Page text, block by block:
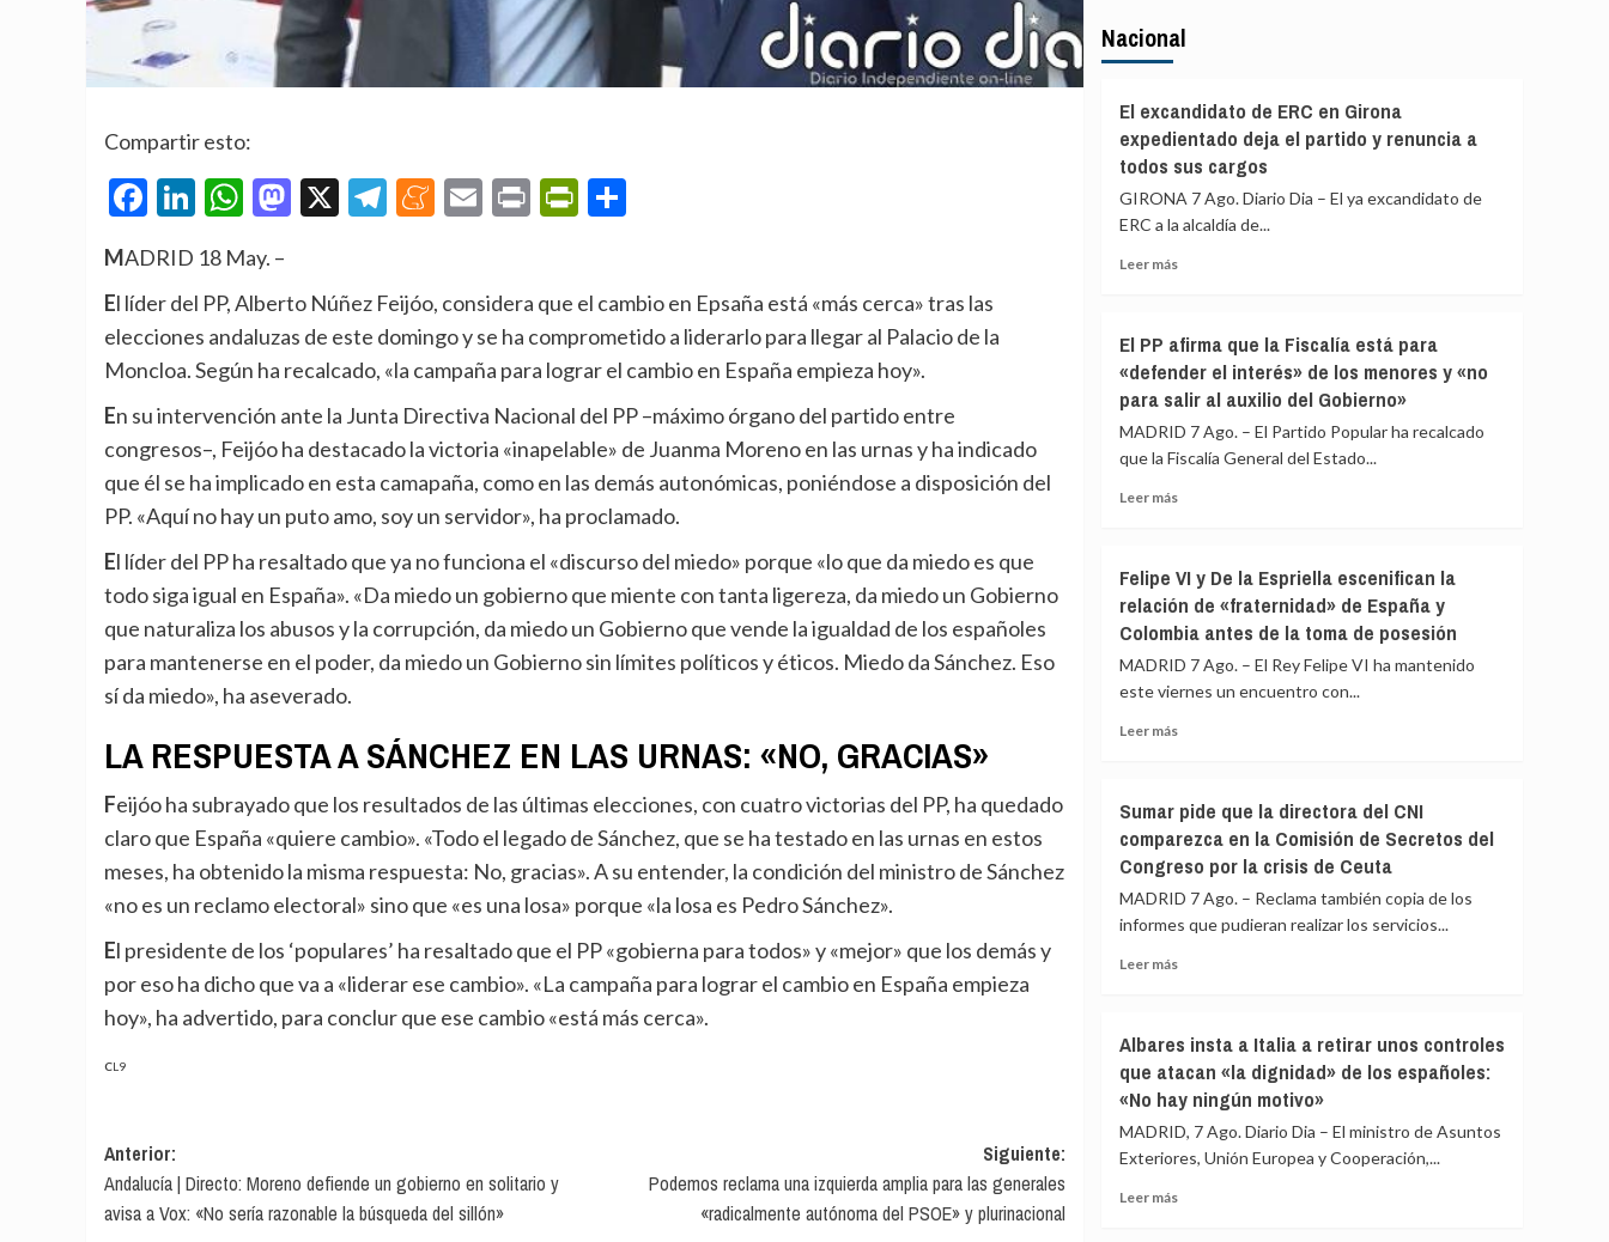
Compartir esto:
Facebook
LinkedIn
WhatsApp
Mastodon
X Telegram
Meneame
EmailPrintPrintFriendly
MADRID 18 May. –
El líder del PP, Alberto Núñez Feijóo, considera que el cambio en Epsaña está «más cerca» tras las
elecciones andaluzas de este domingo y se ha comprometido a liderarlo para llegar al Palacio de la
Moncloa. Según ha recalcado, «la campaña para lograr el cambio en España empieza hoy».
En su intervención ante la Junta Directiva Nacional del PP –máximo órgano del partido entre
congresos–, Feijóo ha destacado la victoria «inapelable» de Juanma Moreno en las urnas y ha indicado
que él se ha implicado en esta camapaña, como en las demás autonómicas, poniéndose a disposición del
PP. «Aquí no hay un puto amo, soy un servidor», ha proclamado.
El líder del PP ha resaltado que ya no funciona el «discurso del miedo» porque «lo que da miedo es que
todo siga igual en España». «Da miedo un gobierno que miente con tanta ligereza, da miedo un Gobierno
que naturaliza los abusos y la corrupción, da miedo un Gobierno que vende la igualdad de los españoles
para mantenerse en el poder, da miedo un Gobierno sin límites políticos y éticos. Miedo da Sánchez. Eso
sí da miedo», ha aseverado.
LA RESPUESTA A SÁNCHEZ EN LAS URNAS: «NO, GRACIAS»
Feijóo ha subrayado que los resultados de las últimas elecciones, con cuatro victorias del PP, ha quedado
claro que España «quiere cambio». «Todo el legado de Sánchez, que se ha testado en las urnas en estos
meses, ha obtenido la misma respuesta: No, gracias». A su entender, la condición del ministro de Sánchez
«no es un reclamo electoral» sino que «es una losa» porque «la losa es Pedro Sánchez».
El presidente de los ‘populares’ ha resaltado que el PP «gobierna para todos» y «mejor» que los demás y
por eso ha dicho que va a «liderar ese cambio». «La campaña para lograr el cambio en España empieza
hoy», ha advertido, para conclur que ese cambio «está más cerca».
CL9
Navegación
de
Anterior:
Andalucía | Directo: Moreno defiende un gobierno en solitario y
avisa a Vox: «No sería razonable la búsqueda del sillón»
Siguiente:
Podemos reclama una izquierda amplia para las generales
«radicalmente autónoma del PSOE» y plurinacional
Nacional
El excandidato de ERC en Girona
expedientado deja el partido y renuncia a
todos sus cargos
GIRONA 7 Ago. Diario Dia – El ya excandidato de
ERC a la alcaldía de...
Leer másLeer
excandidato
de
ERC
Girona
expedientado
renuncia
a
todos
cargos
El PP afirma que la Fiscalía está para
«defender el interés» de los menores y «no
para salir al auxilio del Gobierno»
MADRID 7 Ago. – El Partido Popular ha recalcado
que la Fiscalía General del Estado...
Leer másLeer
PP
afirma
que
Fiscalía
está
de
los
«no
para
al
Gobierno»
Felipe VI y De la Espriella escenifican la
relación de «fraternidad» de España y
Colombia antes de la toma de posesión
MADRID 7 Ago. – El Rey Felipe VI ha mantenido
este viernes un encuentro con...
Leer másLeer
VI
y
De
Espriella
escenifican
de
España
Colombia
antes
de
toma
Sumar pide que la directora del CNI
comparezca en la Comisión de Secretos del
Congreso por la crisis de Ceuta
MADRID 7 Ago. – Reclama también copia de los
informes que pudieran realizar los servicios...
Leer másLeer
pide
que
la
del
CNI
Albares insta a Italia a retirar unos controles
que atacan «la dignidad» de los españoles:
«No hay ningún motivo»
MADRID, 7 Ago. Diario Dia – El ministro de Asuntos
Exteriores, Unión Europea y Cooperación,...
Leer másLeer